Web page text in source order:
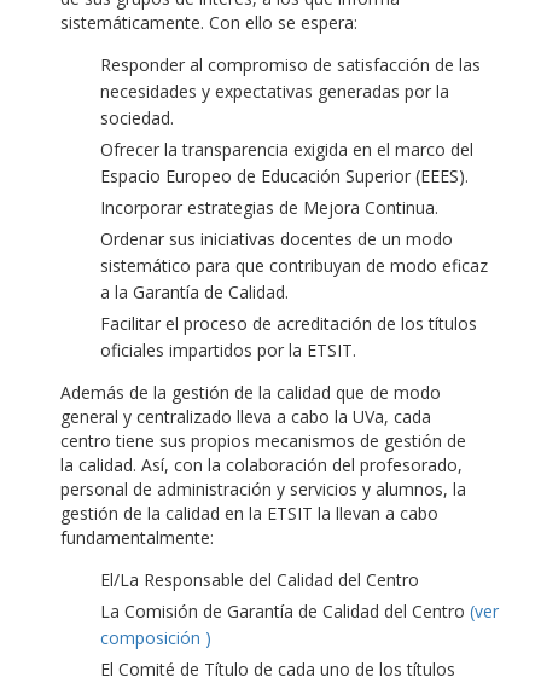
sistemáticamente. Con ello se espera:
Responder al compromiso de satisfacción de las
necesidades y expectativas generadas por la
sociedad.
Ofrecer la transparencia exigida en el marco del
Espacio Europeo de Educación Superior (EEES).
Incorporar estrategias de Mejora Continua.
Ordenar sus iniciativas docentes de un modo
sistemático para que contribuyan de modo eficaz
a la Garantía de Calidad.
Facilitar el proceso de acreditación de los títulos
oficiales impartidos por la ETSIT.
Además de la gestión de la calidad que de modo
general y centralizado lleva a cabo la UVa, cada
centro tiene sus propios mecanismos de gestión de
la calidad. Así, con la colaboración del profesorado,
personal de administración y servicios y alumnos, la
gestión de la calidad en la ETSIT la llevan a cabo
fundamentalmente:
El/La Responsable del Calidad del Centro
La Comisión de Garantía de Calidad del Centro (ver
composición )
El Comité de Título de cada uno de los títulos